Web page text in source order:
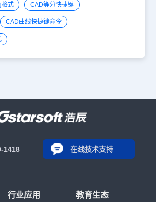
式 CAD等分快捷键
CAD曲线快捷键命令
1418 在线技术支持
行业应用 教育生态